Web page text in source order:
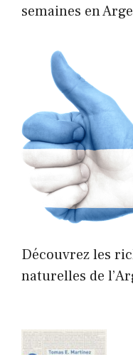
semaines en
Découvrez les
naturelles de